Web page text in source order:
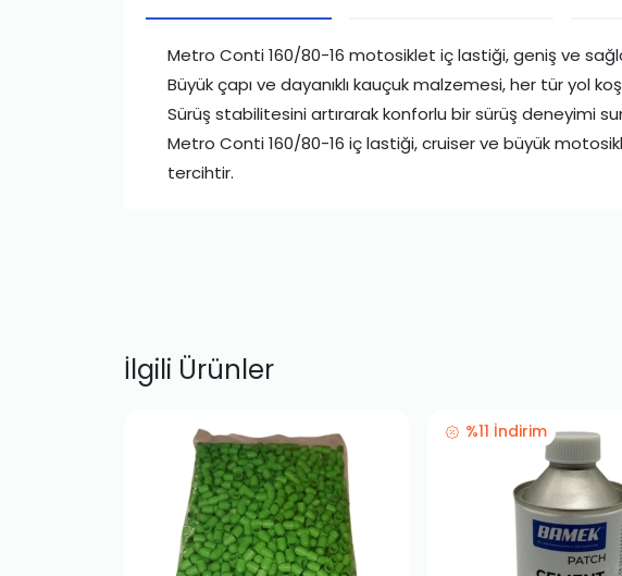
Metro Conti 160/80-16 motosiklet iç lastiği, geniş ve
Büyük çapı ve dayanıklı kauçuk malzemesi, her tür yol
Sürüş stabilitesini artırarak konforlu bir sürüş deneyimi
Metro Conti 160/80-16 iç lastiği, cruiser ve büyük
tercihtir.
İlgili Ürünler
%11 İndirim